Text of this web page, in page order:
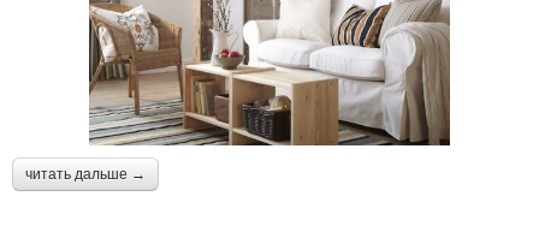
читать дальше →